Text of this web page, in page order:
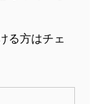
る方はチェ